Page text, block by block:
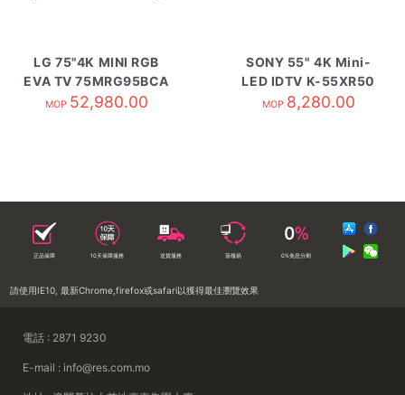
LG 75"4K MINI RGB
EVA TV 75MRG95BCA
MOP 52,980.00
SONY 55" 4K Mini-
LED IDTV K-55XR50
MOP 8,280.00
正品保障 10天保障服務 送貨服務 落樓易 0%免息分期
請使用IE10, 最新Chrome,firefox或safari以獲得最佳瀏覽效果
電話 : 2871 9230
E-mail : info@res.com.mo